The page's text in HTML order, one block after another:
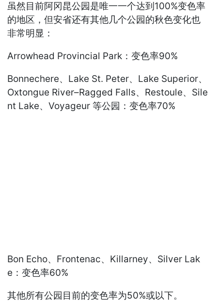
虽然目前阿冈昆公园是唯一一个达到100%变色率
的地区，但安省还有其他几个公园的秋色变化也
非常明显：
Arrowhead Provincial Park：变色率90%
Bonnechere、Lake St. Peter、Lake Superior、
Oxtongue River–Ragged Falls、Restoule、Sile
nt Lake、Voyageur 等公园：变色率70%
Bon Echo、Frontenac、Killarney、Silver Lak
e：变色率60%
其他所有公园目前的变色率为50%或以下。